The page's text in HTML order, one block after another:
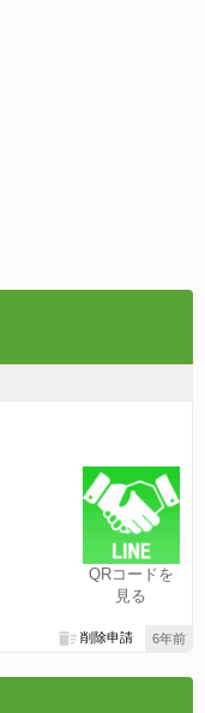
QRコードを
見る
6年前
削除申請